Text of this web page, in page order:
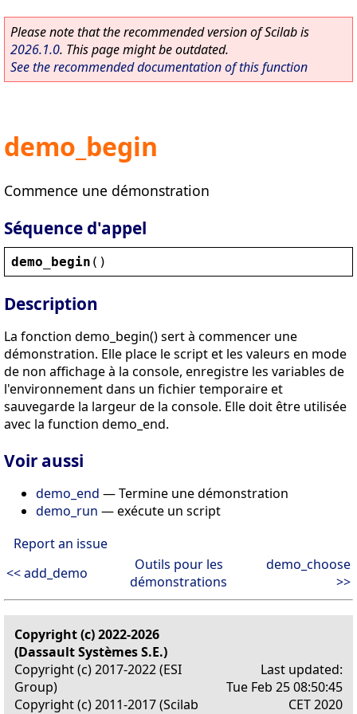
Please note that the recommended version of Scilab is
2026.1.0. This page might be outdated.
See the recommended documentation of this function
demo_begin
Commence une démonstration
Séquence d'appel
demo_begin ()
Description
La fonction demo_begin() sert à commencer une
démonstration. Elle place le script et les valeurs en mode
de non affichage à la console, enregistre les variables de
l'environnement dans un fichier temporaire et
sauvegarde la largeur de la console. Elle doit être utilisée
avec la function demo_end.
Voir aussi
demo_end — Termine une démonstration
demo_run — exécute un script
Report an issue
<< add_demo
Outils pour les
démonstrations
demo_choose
>>
Copyright (c) 2022-2026
(Dassault Systèmes S.E.)
Copyright (c) 2017-2022 (ESI
Group)
Copyright (c) 2011-2017 (Scilab
Last updated:
Tue Feb 25 08:50:45
CET 2020